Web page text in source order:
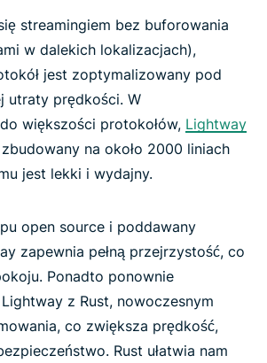
streamingiem bez buforowania
w dalekich lokalizacjach),
jest zoptymalizowany pod
utraty prędkości. W
większości protokołów, Lightway
na około 2000 liniach
jest lekki i wydajny.
open source i poddawany
zapewnia pełną przejrzystość, co
Ponadto ponownie
z Rust, nowoczesnym
co zwiększa prędkość,
Rust ułatwia nam